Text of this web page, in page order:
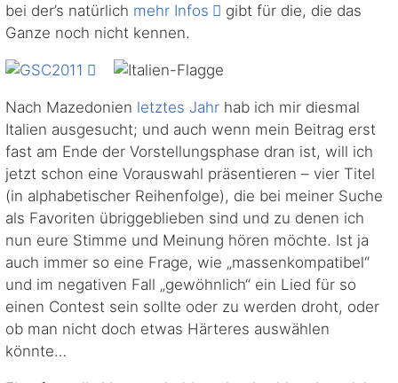
bei der’s natürlich mehr Infos
gibt für die, die das
Ganze noch nicht kennen.
Nach Mazedonien letztes Jahr hab ich mir diesmal
Italien ausgesucht; und auch wenn mein Beitrag erst
fast am Ende der Vorstellungsphase dran ist, will ich
jetzt schon eine Vorauswahl präsentieren – vier Titel
(in alphabetischer Reihenfolge), die bei meiner Suche
als Favoriten übriggeblieben sind und zu denen ich
nun eure Stimme und Meinung hören möchte. Ist ja
auch immer so eine Frage, wie „massenkompatibel“
und im negativen Fall „gewöhnlich“ ein Lied für so
einen Contest sein sollte oder zu werden droht, oder
ob man nicht doch etwas Härteres auswählen
könnte…